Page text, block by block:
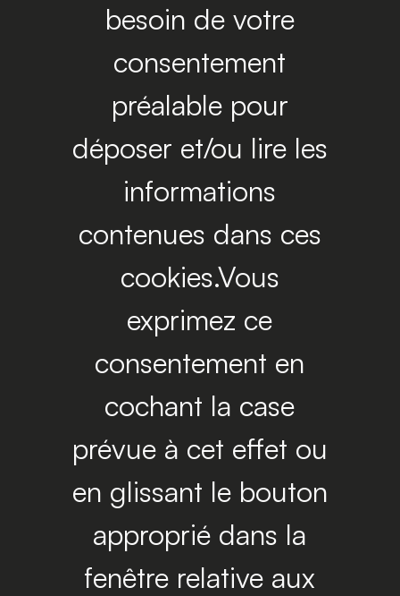
besoin de votre
consentement
préalable pour
déposer et/ou lire les
informations
contenues dans ces
cookies.Vous
exprimez ce
consentement en
cochant la case
prévue à cet effet ou
en glissant le bouton
approprié dans la
fenêtre relative aux